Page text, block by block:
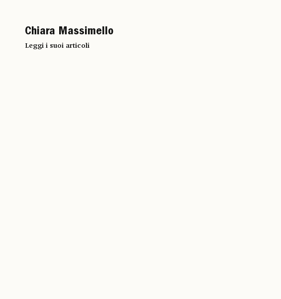
Chiara Massimello
Leggi i suoi articoli